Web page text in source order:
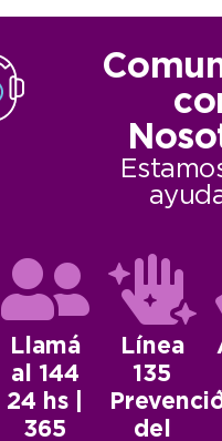
Llamá
al 144
24 hs |
365
Línea
135
del